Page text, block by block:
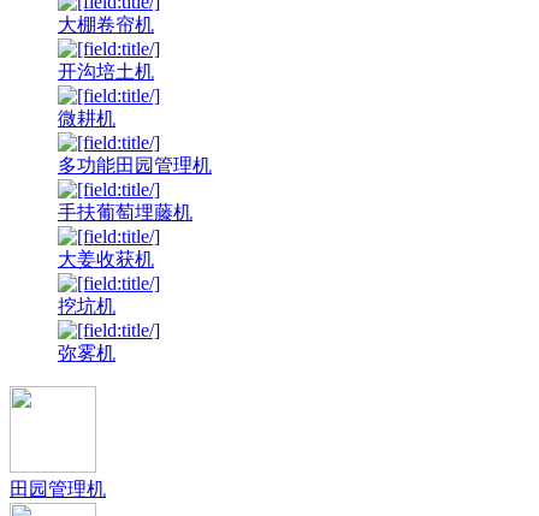
大棚卷帘机
开沟培土机
微耕机
多功能田园管理机
手扶葡萄埋藤机
大姜收获机
挖坑机
弥雾机
田园管理机